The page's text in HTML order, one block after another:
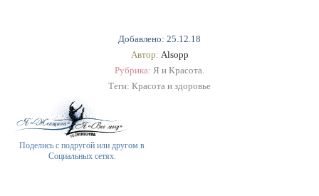
Добавлено: 25.12.18
Автор: Alsopp
Рубрика: Я и Красота.
Теги: Красота и здоровье
Поделись с подругой или другом в
Социальных сетях.